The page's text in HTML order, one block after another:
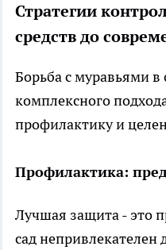
Стратегии
средств до
Борьба с муравьями в
комплексного
профилактику и
Профилактика:
Лучшая защита - это
сад непривлекателен